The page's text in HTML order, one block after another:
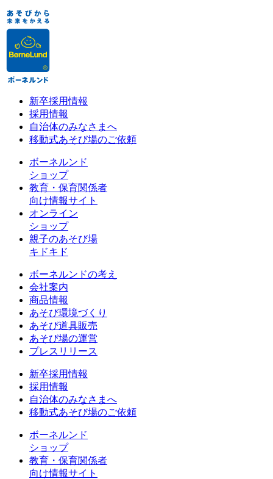
新卒採用情報
採用情報
自治体のみなさまへ
移動式あそび場のご依頼
ボーネルンド
ショップ
教育・保育関係者
向け情報サイト
オンライン
ショップ
親子のあそび場
キドキド
ボーネルンドの考え
会社案内
商品情報
あそび環境づくり
あそび道具販売
あそび場の運営
プレスリリース
新卒採用情報
採用情報
自治体のみなさまへ
移動式あそび場のご依頼
ボーネルンド
ショップ
教育・保育関係者
向け情報サイト